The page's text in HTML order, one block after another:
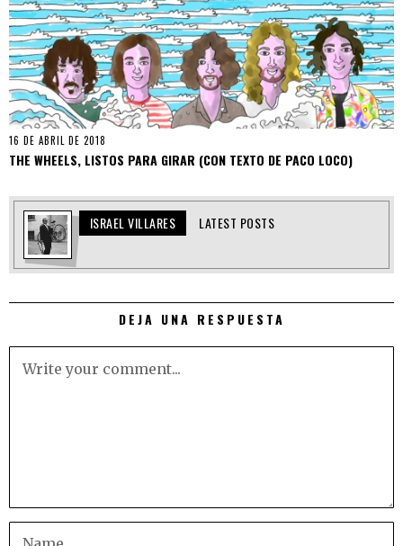
16 DE ABRIL DE 2018
THE WHEELS, LISTOS PARA GIRAR (CON TEXTO DE PACO LOCO)
ISRAEL VILLARES LATEST POSTS
DEJA UNA RESPUESTA